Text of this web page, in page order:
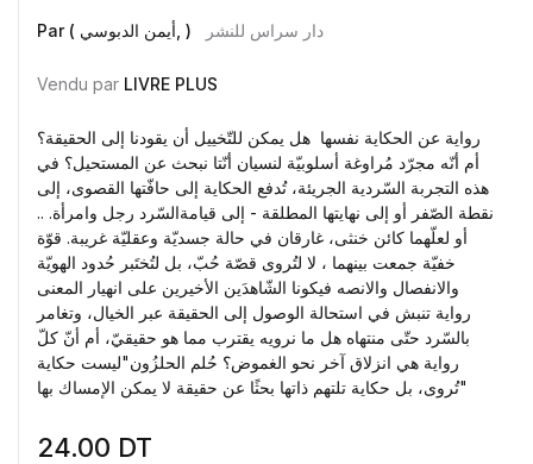
Par ( أيمن الدبوسي, ) دار سراس للنشر
Vendu par LIVRE PLUS
رواية عن الحكاية نفسها هل يمكن للتّخييل أن يقودنا إلى الحقيقة؟
أم أنّه مجرّد مُراوغة أسلوبيّة لنسيان أنّتا نبحث عن المستحيل؟ في
هذه التجربة السّردية الجريئة، تُدفع الحكاية إلى حافّتها القصوى، إلى
نقطة الصّفر أو إلى نهايتها المطلقة - إلى قيامةالسّرد رجل وامرأة. ..
أو لعلّهما كائن خنثى، غارقان في حالة جسديّة وعقليّة غريبة. قوّة
خفيّة جمعت بينهما ، لا لتُروى قصّة حُبّ، بل لتُختَبر حُدود الهويّة
والانفصال والانصه فيكونا الشّاهدَين الأخيرين على انهيار المعنى
رواية تنبش في استحالة الوصول إلى الحقيقة عبر الخيال، وتغامر
بالسّرد حتّى منتهاه هل ما نرويه يقترب مما هو حقيقيّ، أم أنّ كلّ
رواية هي انزلاق آخر نحو الغموض؟ حُلم الحلزُون"ليست حكاية
تُروى، بل حكاية تلتهم ذاتها بحثًا عن حقيقة لا يمكن الإمساك بها"
24.00 DT